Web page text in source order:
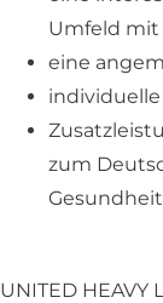
Umfeld mit
eine
zum
UNITED